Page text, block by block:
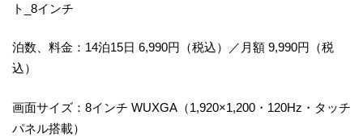
ト_8インチ
泊数、料金：14泊15日 6,990円（税込）／月額 9,990円（税
込）
画面サイズ：8インチ WUXGA（1,920×1,200・120Hz・タッチ
パネル搭載）